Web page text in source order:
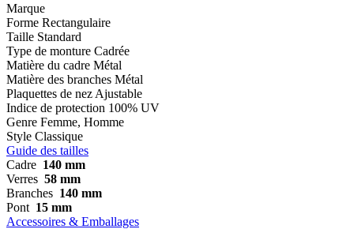
Marque
Forme Rectangulaire
Taille Standard
Type de monture Cadrée
Matière du cadre Métal
Matière des branches Métal
Plaquettes de nez Ajustable
Indice de protection 100% UV
Genre Femme, Homme
Style Classique
Guide des tailles
Cadre 140 mm
Verres 58 mm
Branches 140 mm
Pont 15 mm
Accessoires & Emballages